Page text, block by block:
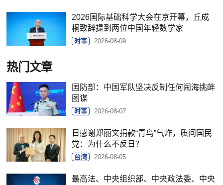
2026国际基础科学大会在京开幕，丘成
桐致辞提到两位中国年轻数学家
时事 2026-08-09
热门文章
国防部：中国军队坚决反制任何闹海挑衅
图谋
时事 2026-08-07
日感谢郑丽文捐款“青鸟”气炸，质问国民
党：为什么不反日？
台湾 2026-08-05
最高法、中央组织部、中央政法委、中央